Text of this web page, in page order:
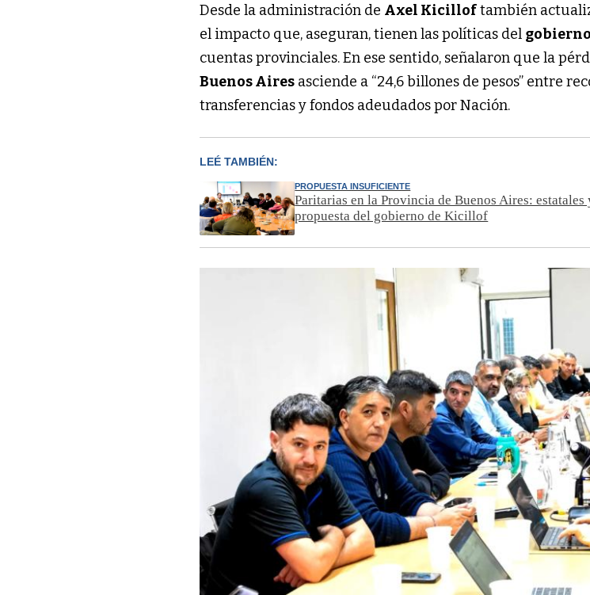
Desde la administración de Axel Kicilloftambién
el impacto que, aseguran, tienen las políticas del
cuentas provinciales. En ese sentido, señalaron que la
Buenos Aires asciende a “24,6 billones de pesos” entre
transferencias y fondos adeudados por Nación.
LEÉ TAMBIÉN:
PROPUESTA INSUFICIENTE
Paritarias en la Provincia de Buenos Aires:
propuesta del gobierno de Kicillof